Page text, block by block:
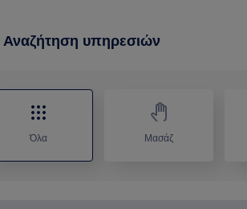
Αναζήτηση υπηρεσιών
Όλα Μασάζ